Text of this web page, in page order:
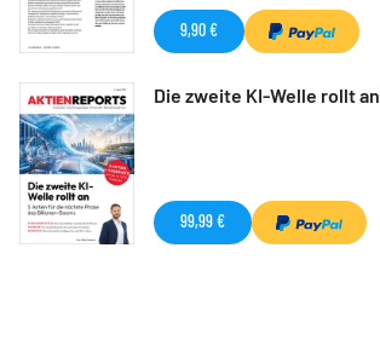
9,90 €
Die zweite KI-Welle rollt an
99,99 €